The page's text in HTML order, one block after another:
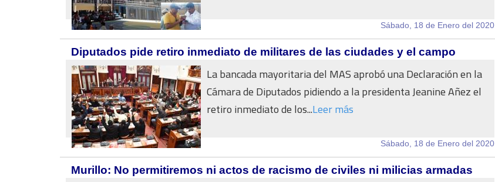
Sábado, 18 de Enero del 2020
Diputados pide retiro inmediato de militares de las ciudades y el campo
La bancada mayoritaria del MAS aprobó una Declaración en la
Cámara de Diputados pidiendo a la presidenta Jeanine Añez el
retiro inmediato de los...Leer más
Sábado, 18 de Enero del 2020
Murillo: No permitiremos ni actos de racismo de civiles ni milicias armadas